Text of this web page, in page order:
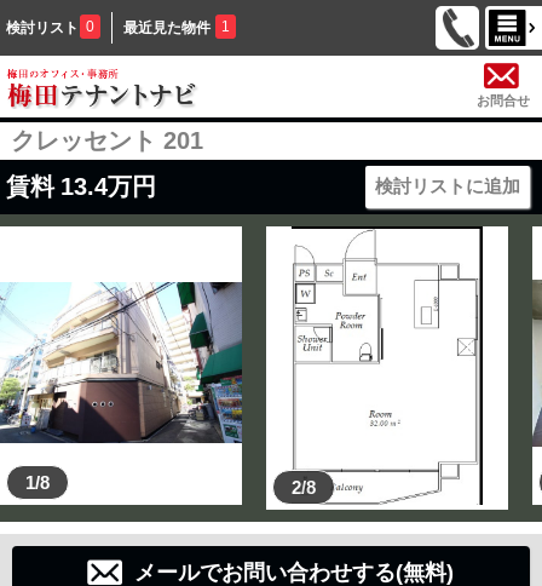
検討リスト 0 最近見た物件 1
お問合せ
クレッセント 201
賃料 13.4万円 検討リストに追加
1/8 2/8
メールでお問い合わせする(無料)